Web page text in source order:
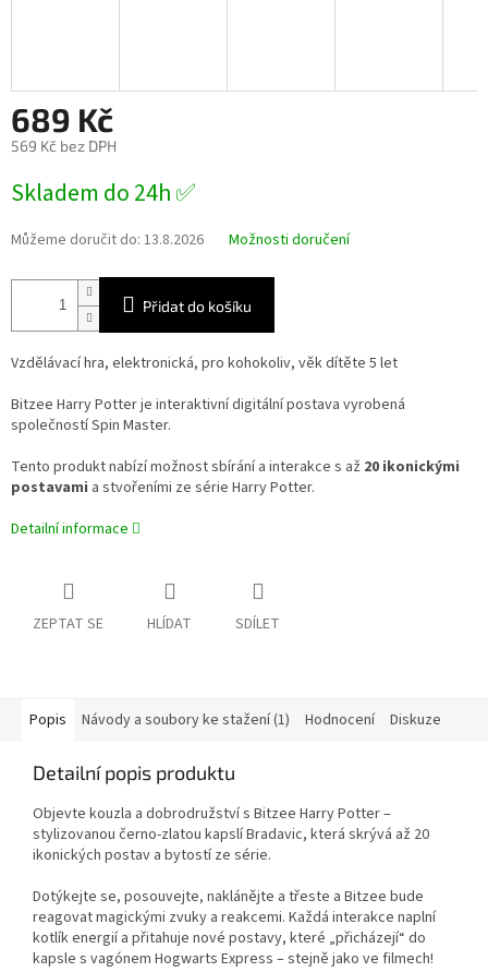
689 Kč
569 Kč bez DPH
cena:
Skladem do 24h ✅
Můžeme doručit do: 13.8.2026 Možnosti doručení
Přidat do košíku
Vzdělávací hra, elektronická, pro kohokoliv, věk dítěte 5 let
Bitzee Harry Potter je interaktivní digitální postava vyrobená
společností Spin Master.
Tento produkt nabízí možnost sbírání a interakce s až 20 ikonickými
postavami a stvořeními ze série Harry Potter.
Detailní informace
ZEPTAT SE HLÍDAT SDÍLET
Popis Návody a soubory ke stažení (1) Hodnocení Diskuze
Detailní popis produktu
Objevte kouzla a dobrodružství s Bitzee Harry Potter –
stylizovanou černo-zlatou kapslí Bradavic, která skrývá až 20
ikonických postav a bytostí ze série.
Dotýkejte se, posouvejte, naklánějte a třeste a Bitzee bude
reagovat magickými zvuky a reakcemi. Každá interakce naplní
kotlík energií a přitahuje nové postavy, které „přicházejí“ do
kapsle s vagónem Hogwarts Express – stejně jako ve filmech!